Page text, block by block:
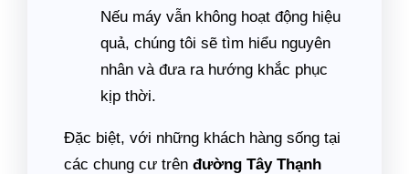
Nếu máy vẫn không hoạt động hiệu
quả, chúng tôi sẽ tìm hiểu nguyên
nhân và đưa ra hướng khắc phục
kịp thời.
Đặc biệt, với những khách hàng sống tại
các chung cư trên đường Tây Thạnh